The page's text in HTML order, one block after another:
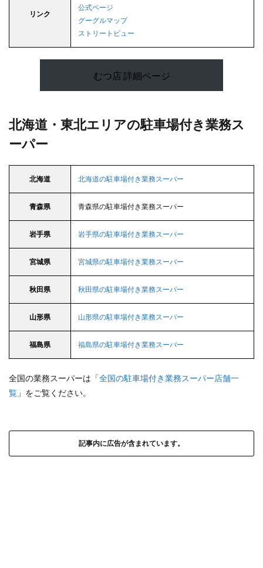
リンク
公式ページ
グーグルマップ
ストリートビュー
むつ店 詳細ページ
北海道・東北エリアの駐車場付き業務ス
ーパー
北海道 北海道の駐車場付き業務スーパー
青森県 青森県の駐車場付き業務スーパー
岩手県 岩手県の駐車場付き業務スーパー
宮城県 宮城県の駐車場付き業務スーパー
秋田県 秋田県の駐車場付き業務スーパー
山形県 山形県の駐車場付き業務スーパー
福島県 福島県の駐車場付き業務スーパー
全国の業務スーパーは「全国の駐車場付き業務スーパー店舗一
覧 」をご覧ください。
記事内に広告が含まれています。